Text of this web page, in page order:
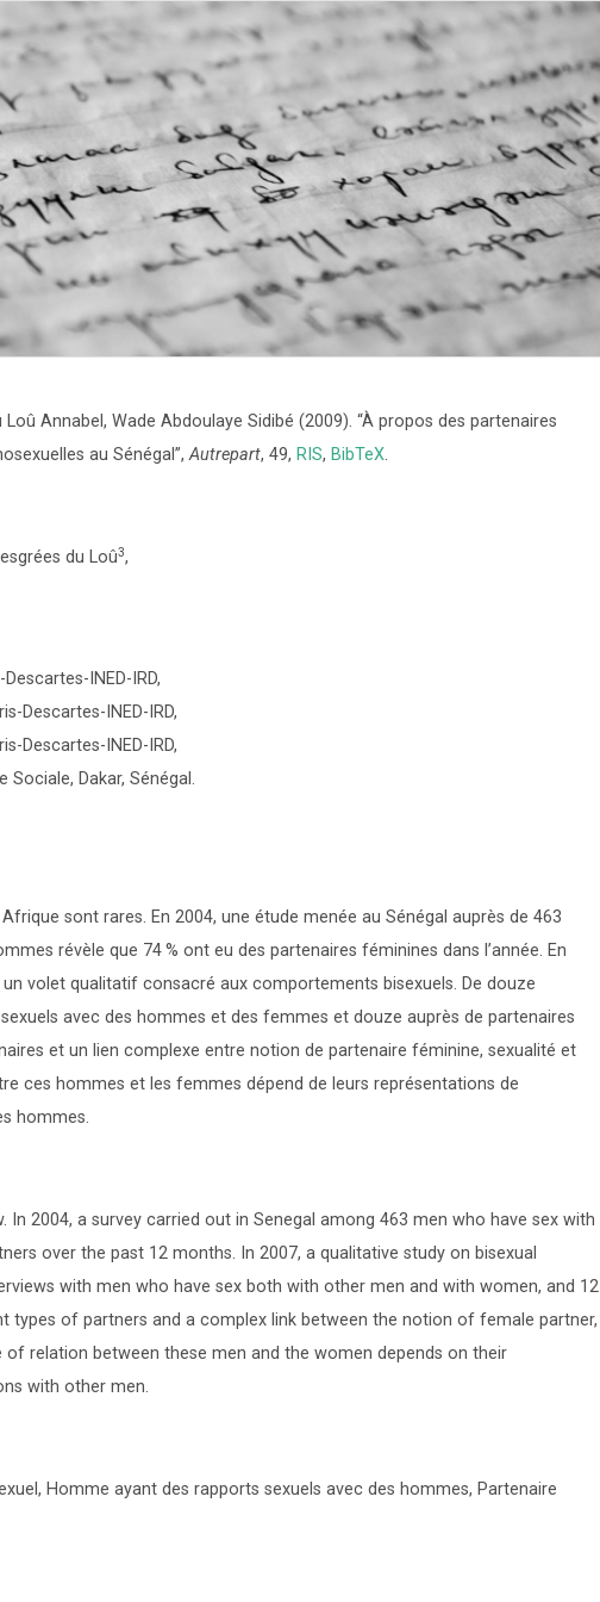
Annabel, Wade Abdoulaye Sidibé (2009). “À propos des partenaires
au Sénégal”,Autrepart, 49, RIS, BibTeX.
du Loû3,
INED-IRD,
Descartes-INED-IRD,
Descartes-INED-IRD,
Sociale, Dakar, Sénégal.
sont rares. En 2004, une étude menée au Sénégal auprès de 463
révèle que 74% ont eu des partenaires féminines dans l’année. En
volet qualitatif consacré aux comportements bisexuels. De douze
avec des hommes et des femmes et douze auprès de partenaires
et un lien complexe entre notion de partenaire féminine, sexualité et
ces hommes et les femmes dépend de leurs représentations de
hommes.
2004, a survey carried out in Senegal among 463 men who have sex with
over the past 12 months. In 2007, a qualitative study on bisexual
with men who have sex both with other men and with women, and 12
types of partners and a complex link between the notion of female partner,
relation between these men and the women depends on their
with other men.
Homme ayant des rapports sexuels avec des hommes, Partenaire